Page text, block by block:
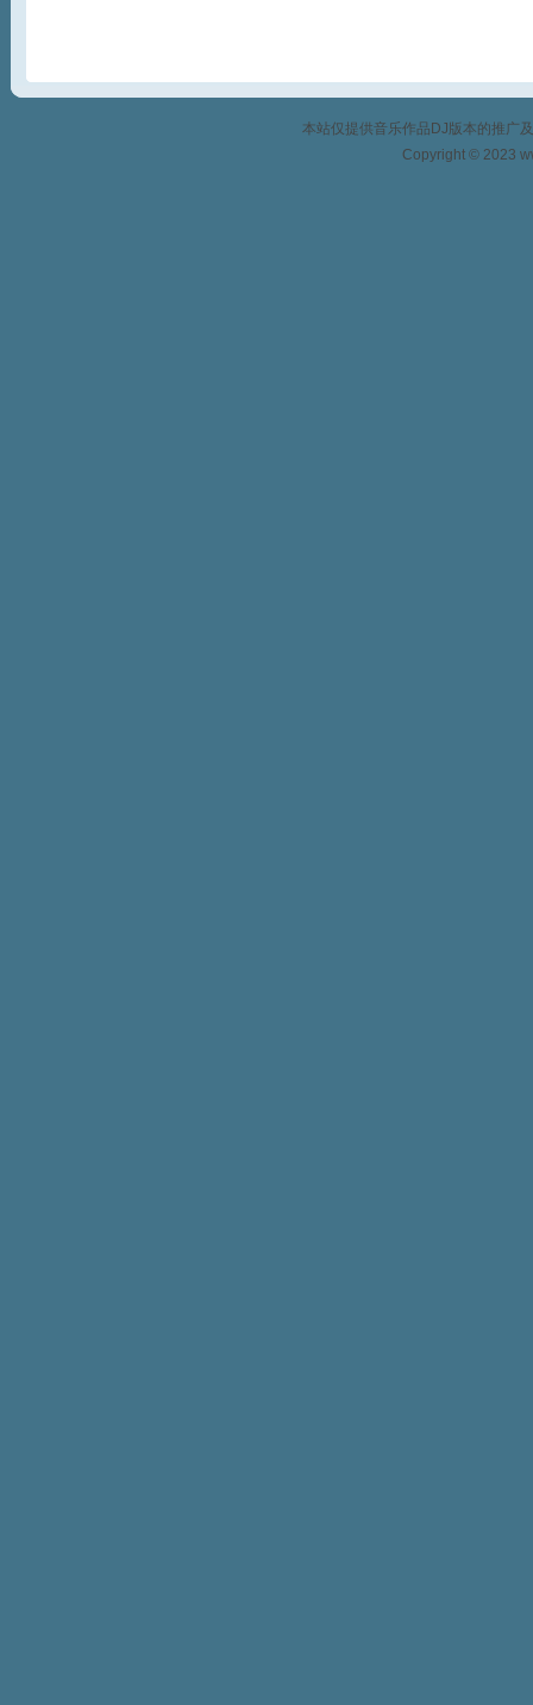
本站仅提供音乐作品DJ版本的推广
Copyright © 2023